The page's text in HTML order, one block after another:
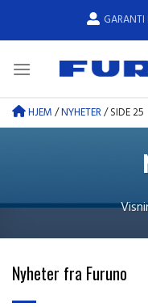
HJEM/NYHETER/SIDE 25
Nyheter fra Furuno